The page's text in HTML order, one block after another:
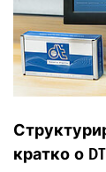
кратко о